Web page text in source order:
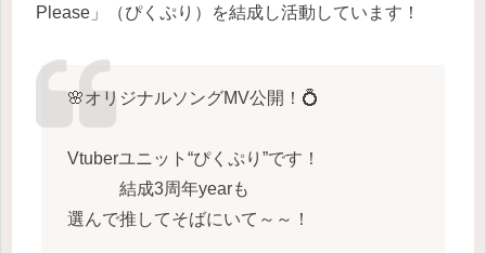
Please」（ぴくぷり）を結成し活動しています！
🌸オリジナルソングMV公開！💍
Vtuberユニット“ぴくぷり”です！
結成3周年yearも
選んで推してそばにいて～～！